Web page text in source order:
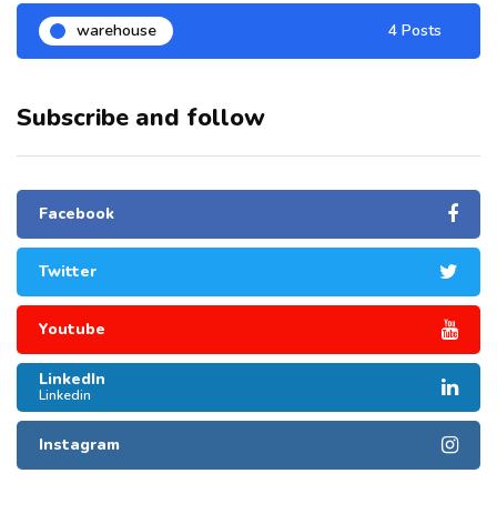
warehouse 4 Posts
Subscribe and follow
Facebook
Twitter
Youtube
LinkedIn
Linkedin
Instagram